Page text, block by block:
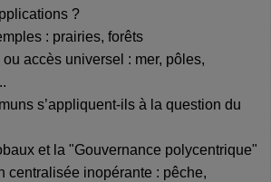
?
: prairies, forêts
accès universel : mer, pôles,
s’appliquent-ils à la question du
et la "Gouvernance polycentrique"
centralisée inopérante : pêche,